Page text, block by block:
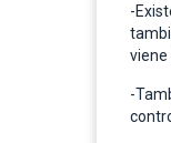
-
viene
-